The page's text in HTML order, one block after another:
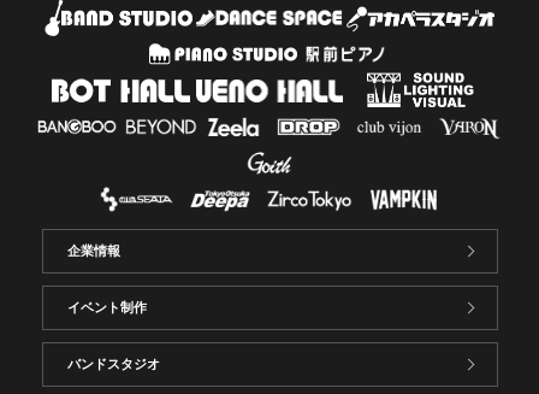
企業情報
イベント制作
バンドスタジオ